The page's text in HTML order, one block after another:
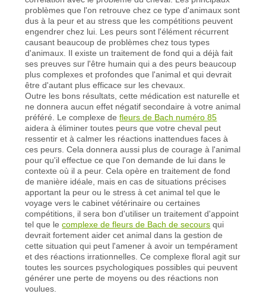
problèmes que l'on retrouve chez ce type d'animaux sont
dus à la peur et au stress que les compétitions peuvent
engendrer chez lui. Les peurs sont l'élément récurrent
causant beaucoup de problèmes chez tous types
d'animaux. Il existe un traitement de fond qui a déjà fait
ses preuves sur l'être humain qui a des peurs beaucoup
plus complexes et profondes que l'animal et qui devrait
être d'autant plus efficace sur les chevaux.
Outre les bons résultats, cette médication est naturelle et
ne donnera aucun effet négatif secondaire à votre animal
préféré. Le complexe defleurs de Bach numéro 85
aidera à éliminer toutes peurs que votre cheval peut
ressentir et à calmer les réactions inattendues faces à
ces peurs. Cela donnera aussi plus de courage à l'animal
pour qu'il effectue ce que l'on demande de lui dans le
contexte où il a peur. Cela opère en traitement de fond
de manière idéale, mais en cas de situations précises
apportant la peur ou le stress à cet animal tel que le
voyage vers le cabinet vétérinaire ou certaines
compétitions, il sera bon d'utiliser un traitement d'appoint
tel que lecomplexe de fleurs de Bach de secours qui
devrait fortement aider cet animal dans la gestion de
cette situation qui peut l'amener à avoir un tempérament
et des réactions irrationnelles. Ce complexe floral agit sur
toutes les sources psychologiques possibles qui peuvent
générer une perte de moyens ou des réactions non
voulues.